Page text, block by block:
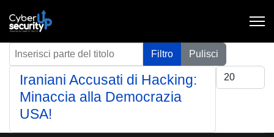
Inserisci parte del titolo Filtro
Pulisci
Visualizza #
Iraniani Accusati di Hacking:
Minaccia alla Democrazia
USA!